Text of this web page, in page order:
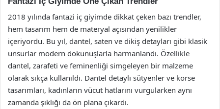
2018 yılında fantazi iç giyimde dikkat çeken bazı trendler,
hem tasarım hem de materyal açısından yenilikler
içeriyordu. Bu yıl, dantel, saten ve dikiş detayları gibi klasik
unsurlar modern dokunuşlarla harmanlandı. Özellikle
dantel, zarafeti ve feminenliği simgeleyen bir malzeme
olarak sıkça kullanıldı. Dantel detaylı sütyenler ve korse
tasarımları, kadınların vücut hatlarını vurgularken aynı
zamanda şıklığı da ön plana çıkardı.